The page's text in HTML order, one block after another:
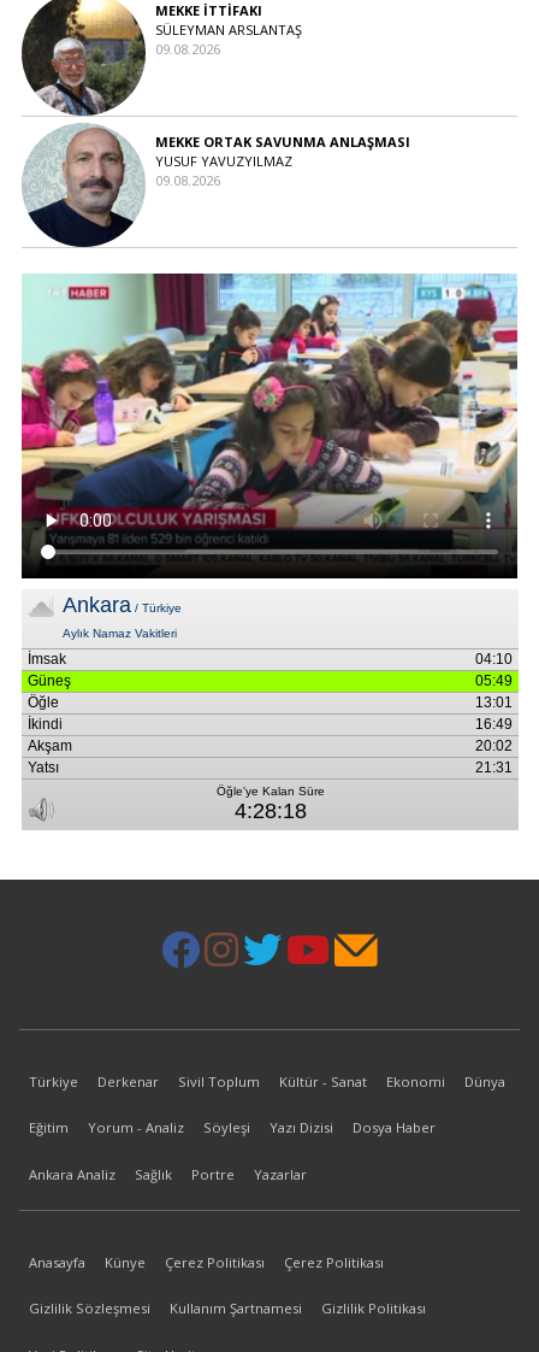
MEKKE İTTİFAKI
SÜLEYMAN ARSLANTAŞ
09.08.2026
MEKKE ORTAK SAVUNMA ANLAŞMASI
YUSUF YAVUZYILMAZ
09.08.2026
Türkiye Derkenar Sivil Toplum Kültür - Sanat Ekonomi Dünya
Eğitim Yorum - Analiz Söyleşi Yazı Dizisi Dosya Haber
Ankara Analiz Sağlık Portre Yazarlar
Anasayfa Künye Çerez Politikası Çerez Politikası
Gizlilik Sözleşmesi Kullanım Şartnamesi Gizlilik Politikası